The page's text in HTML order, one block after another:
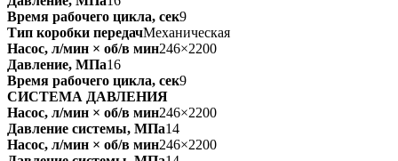
Время рабочего цикла, сек9
Тип коробки передачМеханическая
Насос, л/мин × об/в мин246×2200
Давление, МПа16
Время рабочего цикла, сек9
СИСТЕМА ДАВЛЕНИЯ
Насос, л/мин × об/в мин246×2200
Давление системы, МПа14
Насос, л/мин × об/в мин246×2200